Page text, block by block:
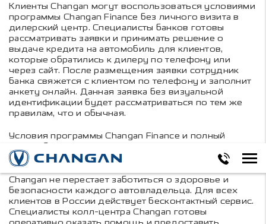
Клиенты Changan могут воспользоваться условиями
программы Changan Finance без личного визита в
дилерский центр. Специалисты банков готовы
рассматривать заявки и принимать решение о
выдаче кредита на автомобиль для клиентов,
которые обратились к дилеру по телефону или
через сайт. После размещения заявки сотрудник
банка свяжется с клиентом по телефону и заполнит
анкету онлайн. Данная заявка без визуальной
идентификации будет рассматриваться по тем же
правилам, что и обычная.
Условия программы Changan Finance и полный
список банков партнеров представлен на
официальном сайте компании.
Changan не перестает заботиться о здоровье и
безопасности каждого автовладельца. Для всех
клиентов в России действует бесконтактный сервис.
Специалисты колл-центра Changan готовы